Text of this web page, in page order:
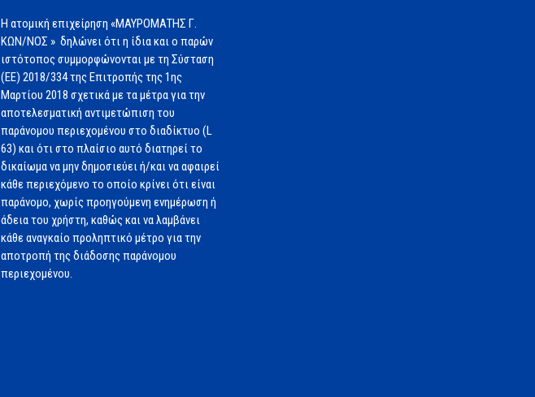
Η ατομική επιχείρηση «ΜΑΥΡΟΜΑΤΗΣ Γ.
ΚΩΝ/ΝΟΣ » δηλώνει ότι η ίδια και ο παρών
ιστότοπος συμμορφώνονται με τη Σύσταση
(ΕΕ) 2018/334 της Επιτροπής της 1ης
Μαρτίου 2018 σχετικά με τα μέτρα για την
αποτελεσματική αντιμετώπιση του
παράνομου περιεχομένου στο διαδίκτυο (L
63) και ότι στο πλαίσιο αυτό διατηρεί το
δικαίωμα να μην δημοσιεύει ή/και να αφαιρεί
κάθε περιεχόμενο το οποίο κρίνει ότι είναι
παράνομο, χωρίς προηγούμενη ενημέρωση ή
άδεια του χρήστη, καθώς και να λαμβάνει
κάθε αναγκαίο προληπτικό μέτρο για την
αποτροπή της διάδοσης παράνομου
περιεχομένου.